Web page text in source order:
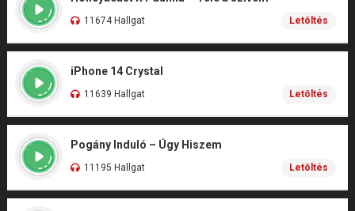
11674 Hallgat Letöltés
iPhone 14 Crystal
11639 Hallgat Letöltés
Pogány Induló – Úgy Hiszem
11195 Hallgat Letöltés